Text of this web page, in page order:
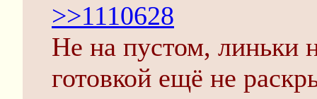
>>1110628
Не на пустом, линьки
готовкой ещё не